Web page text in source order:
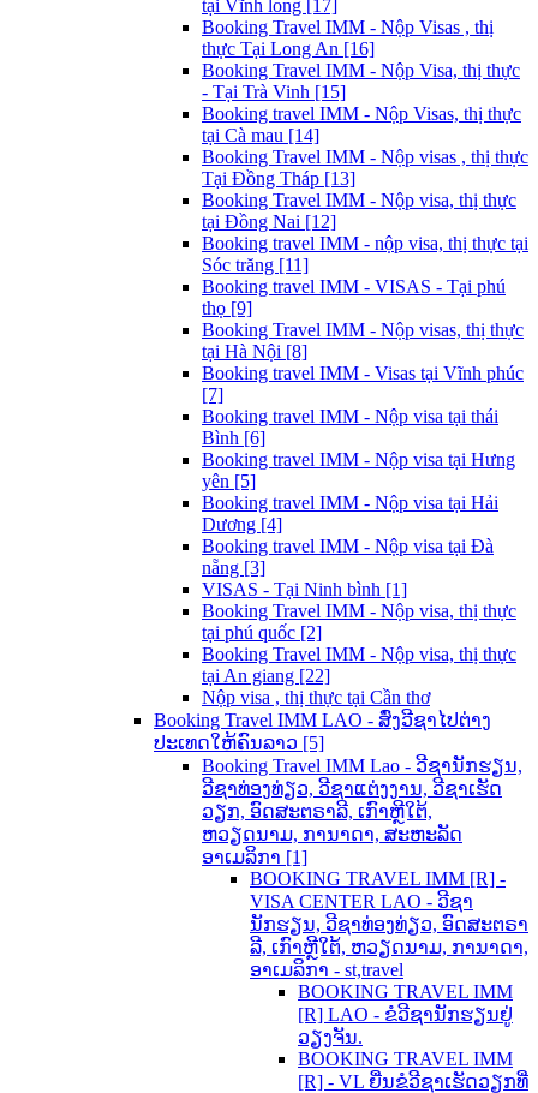
tại Vĩnh long [17]
Booking Travel IMM - Nộp Visas , thị
thực Tại Long An [16]
Booking Travel IMM - Nộp Visa, thị thực
- Tại Trà Vinh [15]
Booking travel IMM - Nộp Visas, thị thực
tại Cà mau [14]
Booking Travel IMM - Nộp visas , thị thực
Tại Đồng Tháp [13]
Booking Travel IMM - Nộp visa, thị thực
tại Đồng Nai [12]
Booking travel IMM - nộp visa, thị thực tại
Sóc trăng [11]
Booking travel IMM - VISAS - Tại phú
thọ [9]
Booking Travel IMM - Nộp visas, thị thực
tại Hà Nội [8]
Booking travel IMM - Visas tại Vĩnh phúc
[7]
Booking travel IMM - Nộp visa tại thái
Bình [6]
Booking travel IMM - Nộp visa tại Hưng
yên [5]
Booking travel IMM - Nộp visa tại Hải
Dương [4]
Booking travel IMM - Nộp visa tại Đà
nẵng [3]
VISAS - Tại Ninh bình [1]
Booking Travel IMM - Nộp visa, thị thực
tại phú quốc [2]
Booking Travel IMM - Nộp visa, thị thực
tại An giang [22]
Nộp visa , thị thực tại Cần thơ
Booking Travel IMM LAO - ສົ່ງວີຊາໄປຕ່າງ
ປະເທດໃຫ້ຄົນລາວ [5]
Booking Travel IMM Lao - ວີຊານັກຮຽນ,
ວີຊາທ່ອງທ່ຽວ, ວີຊາແຕ່ງງານ, ວີຊາເຮັດ
ວຽກ, ອົດສະຕຣາລີ, ເກົາຫຼີໃຕ້,
ຫວຽດນາມ, ການາດາ, ສະຫະລັດ
ອາເມລິກາ [1]
BOOKING TRAVEL IMM [R] -
VISA CENTER LAO - ວີຊາ
ນັກຮຽນ, ວີຊາທ່ອງທ່ຽວ, ອົດສະຕຣາ
ລີ, ເກົາຫຼີໃຕ້, ຫວຽດນາມ, ການາດາ,
ອາເມລິກາ - st,travel
BOOKING TRAVEL IMM
[R] LAO - ຂໍວີຊານັກຮຽນຢູ່
ວຽງຈັນ.
BOOKING TRAVEL IMM
[R] - VL ຍື່ນຂໍວີຊາເຮັດວຽກທີ່